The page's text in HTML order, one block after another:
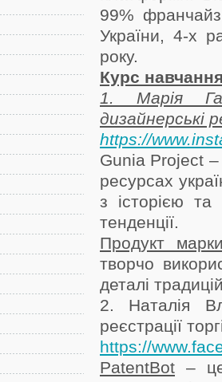
99%
України, 4-х
року.
Курс
1. Марія
дизайнерські
https://
Gunia Project –
ресурсах
з історією
тенденції.
Продукт
творчо
деталі
2. Наталія
реєстрації
https://
PatentBot –